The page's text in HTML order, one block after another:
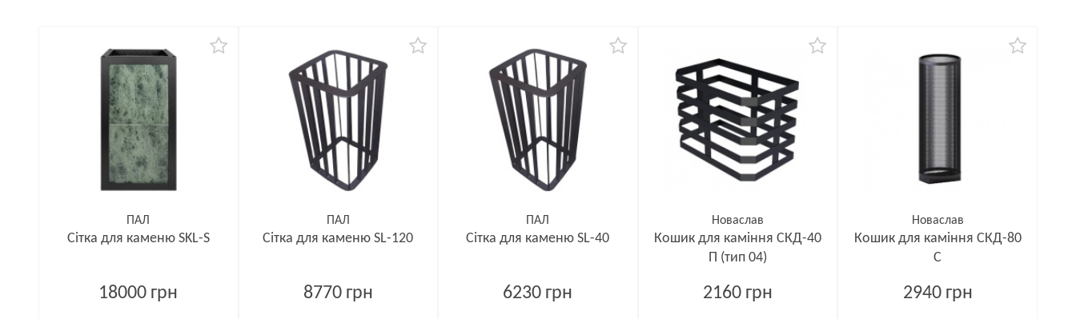
ПАЛ
Сітка для каменю SKL-S
18000 грн
ПАЛ
Сітка для каменю SL-120
8770 грн
ПАЛ
Сітка для каменю SL-40
6230 грн
Новаслав
Кошик для каміння СКД-40
П (тип 04)
2160 грн
Новаслав
Кошик для каміння СКД-80
С
2940 грн